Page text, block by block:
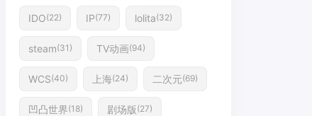
IDO(22) IP(77) lolita(32)
steam(31) TV动画(94)
WCS(40) 上海(24) 二次元(69)
凹凸世界(18) 剧场版(27)